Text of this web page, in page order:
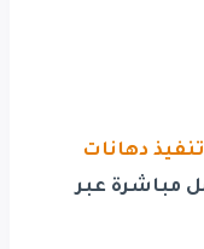
تنفيذ دهانات
مباشرة عبر